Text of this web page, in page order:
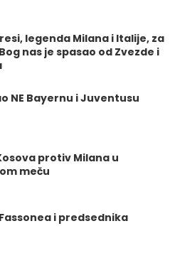
legenda Milana i Italije, za
nas je spasao od Zvezde i
NE Bayernu i Juventusu
protiv Milana u
meču
i predsednika